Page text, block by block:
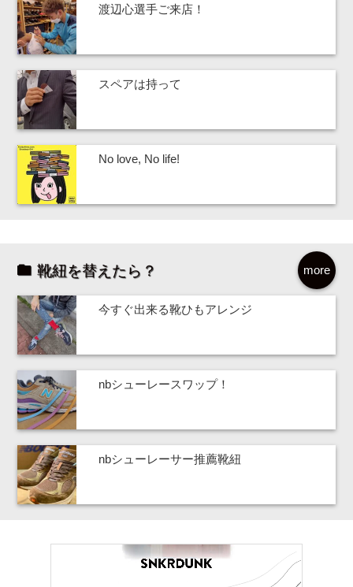
渡辺心選手ご来店！
スペアは持って
No love, No life!
more
靴紐を替えたら？
今すぐ出来る靴ひもアレンジ
nbシューレースワップ！
nbシューレーサー推薦靴紐